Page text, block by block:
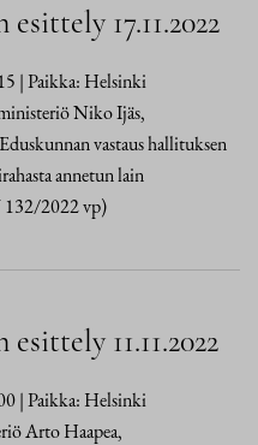
17.11.2022
| Paikka: Helsinki
Niko Ijäs,
vastaus hallituksen
annetun lain
132/2022 vp)
11.11.2022
| Paikka: Helsinki
Arto Haapea,